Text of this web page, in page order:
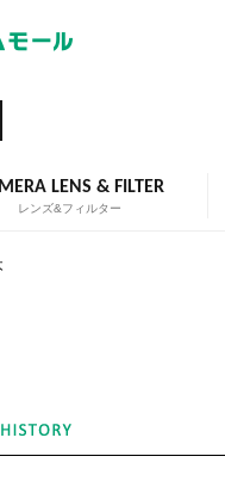
LENS & FILTER
レンズ&フィルター